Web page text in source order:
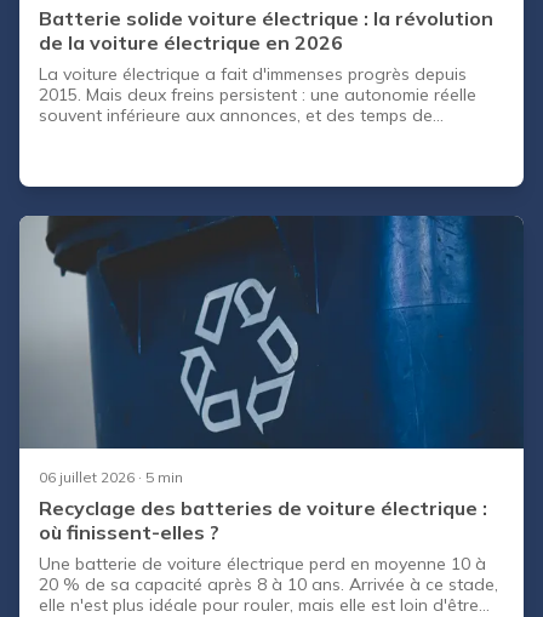
Batterie solide voiture électrique : la révolution
de la voiture électrique en 2026
La voiture électrique a fait d'immenses progrès depuis
2015. Mais deux freins persistent : une autonomie réelle
souvent inférieure aux annonces, et des temps de
des feuilles de route concrètes. Les premières voitures de
série pourraient en être équipées dès 2027. Que promet
exactement cette technologie ? Qui sera le premier à
l'industrialiser ? Et quelles conséquences sur le marché
actuel des VE ? Voici ce que l'on sait en 2026, à partir des
annonces officielles des constructeurs et des analyses de
cabinets spécialisés.
06 juillet 2026 · 5 min
Recyclage des batteries de voiture électrique :
où finissent-elles ?
Une batterie de voiture électrique perd en moyenne 10 à
20 % de sa capacité après 8 à 10 ans. Arrivée à ce stade,
elle n'est plus idéale pour rouler, mais elle est loin d'être